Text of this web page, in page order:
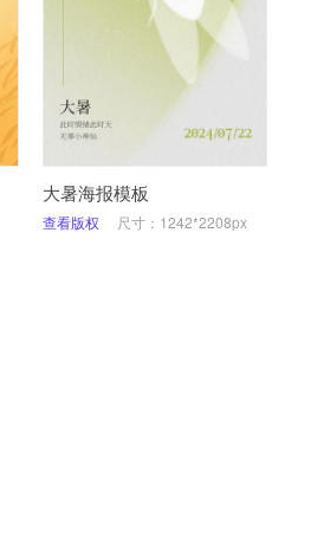
大暑海报模板
查看版权 尺寸：1242*2208px